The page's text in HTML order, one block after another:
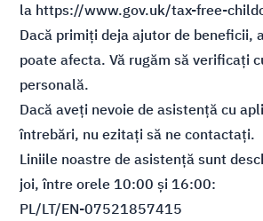
la https://www.gov.uk/tax-free-
Dacă primiți deja ajutor de beneficii,
poate afecta. Vă rugăm să verificați
personală.
Dacă aveți nevoie de asistență cu
întrebări, nu ezitați să ne contactați.
Liniile noastre de asistență sunt
joi, între orele 10:00 și 16:00:
PL/LT/EN-07521857415